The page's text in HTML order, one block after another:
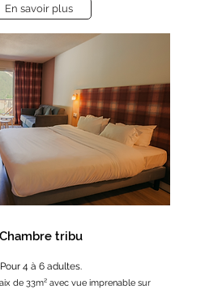
En savoir plus
Chambre tribu
Pour 4 à 6 adultes.
de 33m² avec vue imprenable sur